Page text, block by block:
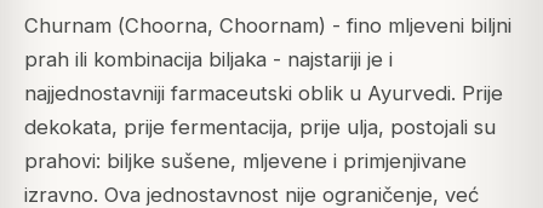
Churnam (Choorna, Choornam) - fino mljeveni biljni
prah ili kombinacija biljaka - najstariji je i
najjednostavniji farmaceutski oblik u Ayurvedi. Prije
dekokata, prije fermentacija, prije ulja, postojali su
prahovi: biljke sušene, mljevene i primjenjivane
izravno. Ova jednostavnost nije ograničenje, već